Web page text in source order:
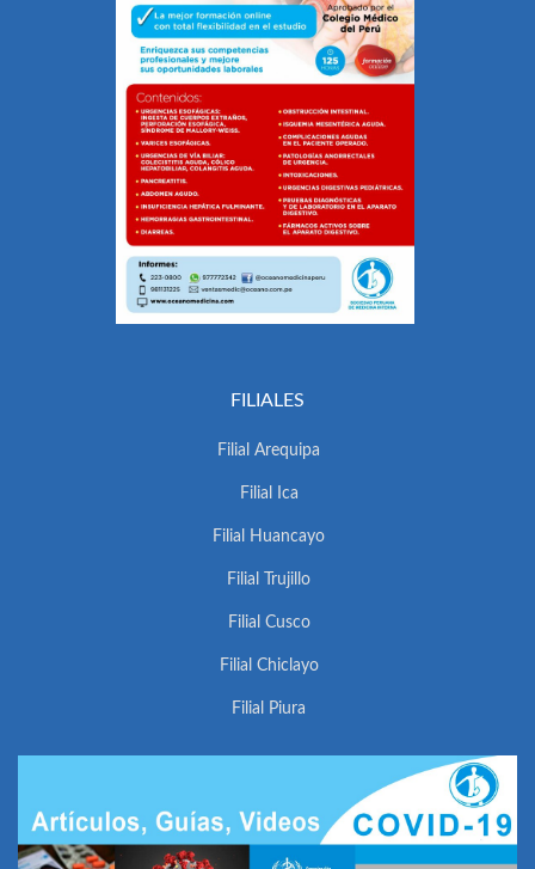
FILIALES
Filial Arequipa
Filial Ica
Filial Huancayo
Filial Trujillo
Filial Cusco
Filial Chiclayo
Filial Piura